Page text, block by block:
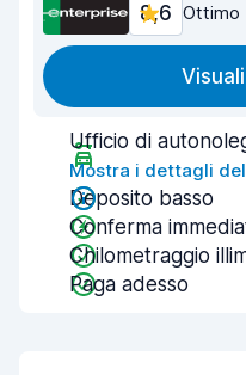
8,6 Ottimo
Ufficio di
Mostra i dettagli
Deposito basso
Conferma
Chilometraggio
Paga adesso